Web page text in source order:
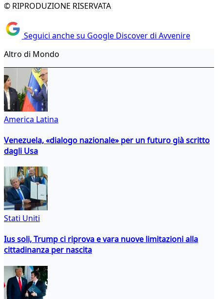
© RIPRODUZIONE RISERVATA
Seguici anche su Google Discover di Avvenire
Altro di Mondo
America Latina
Venezuela, «dialogo nazionale» per un futuro già scritto
dagli Usa
Stati Uniti
Ius soli, Trump ci riprova e vara nuove limitazioni alla
cittadinanza per nascita